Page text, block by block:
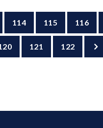
114 115 116
121 122